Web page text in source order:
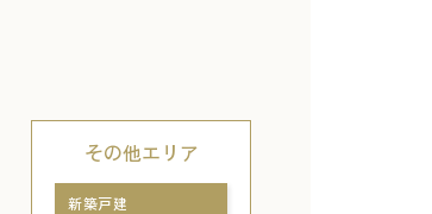
その他エリア
新築戸建